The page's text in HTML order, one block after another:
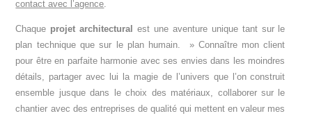
contact avec l’agence
Chaque projet architecturalest une aventure unique tant sur le
plan technique que sur le plan humain. » Connaître mon client
pour être en parfaite harmonie avec ses envies dans les moindres
détails, partager avec lui la magie de l’univers que l’on construit
ensemble jusque dans le choix des matériaux, collaborer sur le
chantier avec des entreprises de qualité qui mettent en valeur mes